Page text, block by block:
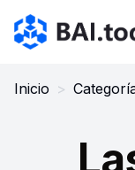
Bai.tools
Inicio >